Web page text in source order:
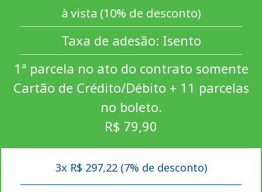
à vista (10% de desconto)
Taxa de adesão: Isento
1ª parcela no ato do contrato somente
Cartão de Crédito/Débito + 11 parcelas
no boleto.
R$ 79,90
3x R$ 297,22 (7% de desconto)